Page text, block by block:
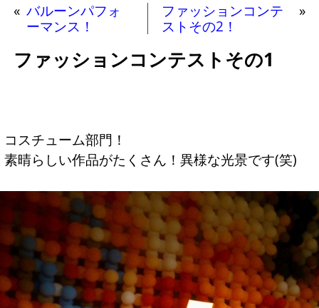
« バルーンパフォ
ーマンス！
ファッションコンテ
ストその2！
»
ファッションコンテストその1
コスチューム部門！
素晴らしい作品がたくさん！異様な光景です(笑)